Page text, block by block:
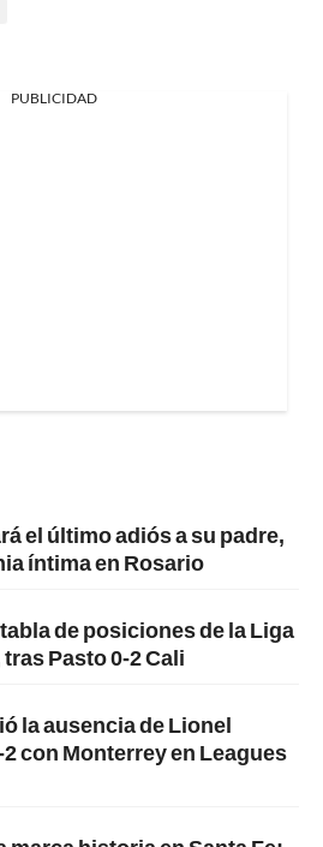
PUBLICIDAD
el último adiós a su padre,
íntima en Rosario
de posiciones de la Liga
Pasto 0-2 Cali
la ausencia de Lionel
con Monterrey en Leagues